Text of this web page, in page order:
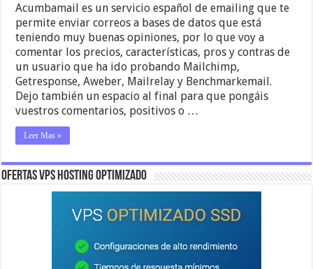
Acumbamail es un servicio español de emailing que te
permite enviar correos a bases de datos que está
teniendo muy buenas opiniones, por lo que voy a
comentar los precios, características, pros y contras de
un usuario que ha ido probando Mailchimp,
Getresponse, Aweber, Mailrelay y Benchmarkemail.
Dejo también un espacio al final para que pongáis
vuestros comentarios, positivos o …
Leer Mas »
OFERTAS VPS HOSTING OPTIMIZADO